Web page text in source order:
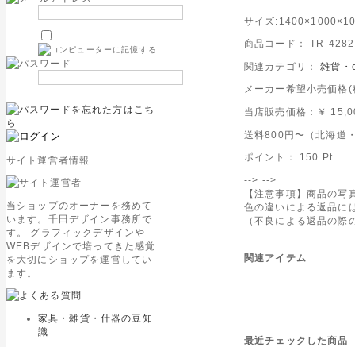
サイト運営者情報
当ショップのオーナーを務めて
います。千田デザイン事務所で
す。 グラフィックデザインや
WEBデザインで培ってきた感覚
を大切にショップを運営してい
ます。
家具・雑貨・什器の豆知
識
サイズ
商品コード： TR-
関連カテゴリ：雑貨・
メーカー希望小売価
当店販売価格： ￥
送料800円〜（北海
ポイント： 150 Pt
--> -->
【注意事項】商品の
色の違いによる返品に
（不良による返品の
関連アイテム
最近チェックした商品